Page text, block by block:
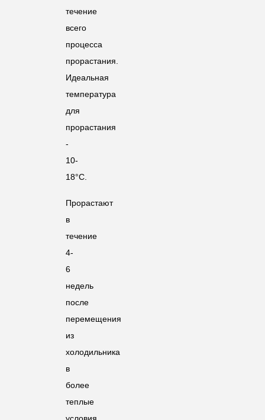
течение
всего
процесса
прорастания.
Идеальная
температура
для
прорастания
-
10-
18°C.
Прорастают
в
течение
4-
6
недель
после
перемещения
из
холодильника
в
более
теплые
условия.